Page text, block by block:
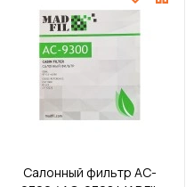
Салонный фильтр AC-